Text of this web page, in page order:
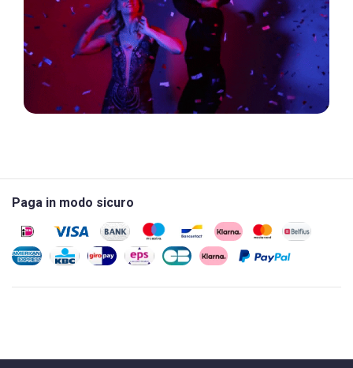
Paga in modo sicuro